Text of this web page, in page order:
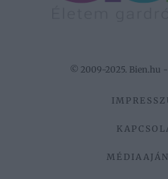
© 2009-2025. Bien.hu -